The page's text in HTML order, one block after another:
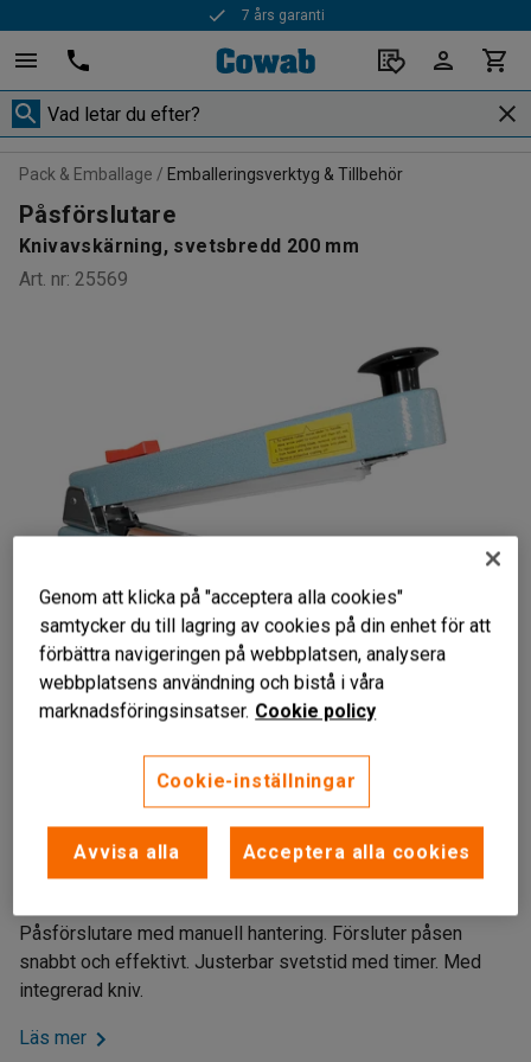
7 års garanti
Snabba leveranser
Pack & Emballage Emballeringsverktyg & Tillbehör
Påsförslutare
Knivavskärning, svetsbredd 200 mm
Art. nr: 25569
Enkel att hantera
Ställbar svetstid
Ingen förvärmning
Påsförslutare med manuell hantering. Försluter påsen
snabbt och effektivt. Justerbar svetstid med timer. Med
integrerad kniv.
Läs mer
Genom att klicka på "acceptera alla cookies"
samtycker du till lagring av cookies på din enhet för att
förbättra navigeringen på webbplatsen, analysera
webbplatsens användning och bistå i våra
marknadsföringsinsatser. Cookie policy
Cookie-inställningar
Avvisa alla Acceptera alla cookies